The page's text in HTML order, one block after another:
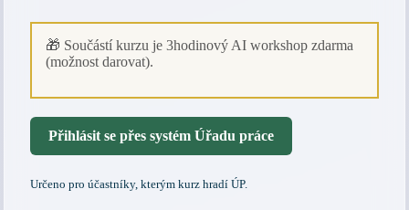
🎁 Součástí kurzu je 3hodinový AI workshop zdarma
(možnost darovat).
Přihlásit se přes systém Úřadu práce
Určeno pro účastníky, kterým kurz hradí ÚP.